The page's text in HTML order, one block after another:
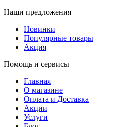
Наши предложения
Новинки
Популярные товары
Акция
Помощь и сервисы
Главная
О магазине
Оплата и Доставка
Акции
Услуги